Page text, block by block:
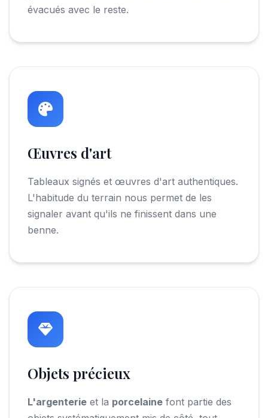
évacués avec le reste.
Œuvres d'art
Tableaux signés et œuvres d'art authentiques.
L'habitude du terrain nous permet de les
signaler avant qu'ils ne finissent dans une
benne.
Objets précieux
L'argenterie et la porcelaine font partie des